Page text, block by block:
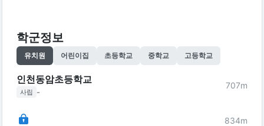
학군정보
유치원 어린이집 초등학교 중학교 고등학교
인천동암초등학교
사립 -
707m
834m